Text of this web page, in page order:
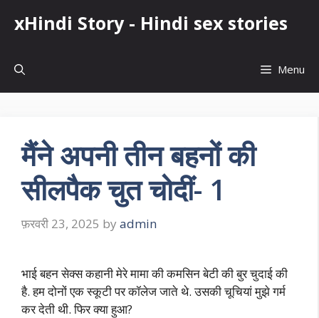
xHindi Story - Hindi sex stories
Menu
मैंने अपनी तीन बहनों की
सीलपैक चुत चोदीं- 1
फ़रवरी 23, 2025 by admin
भाई बहन सेक्स कहानी मेरे मामा की कमसिन बेटी की बुर चुदाई की
है. हम दोनों एक स्कूटी पर कॉलेज जाते थे. उसकी चूचियां मुझे गर्म
कर देती थी. फिर क्या हुआ?